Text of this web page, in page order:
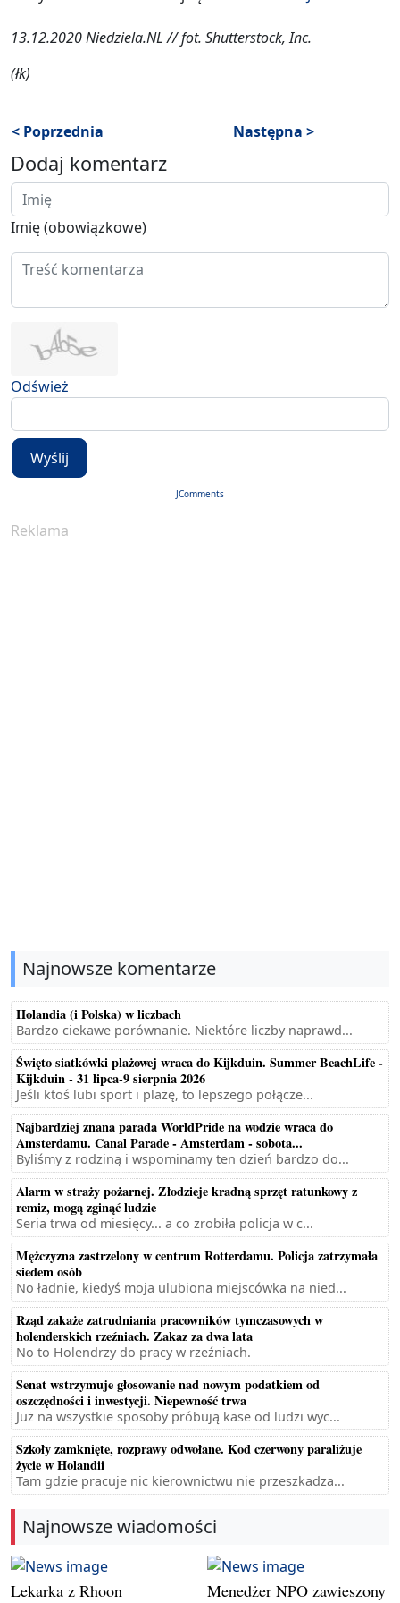
13.12.2020 Niedziela.NL // fot. Shutterstock, Inc.
(łk)
< Poprzednia Następna >
Dodaj komentarz
Imię (obowiązkowe)
Odśwież
Wyślij
JComments
Reklama
Najnowsze komentarze
Holandia (i Polska) w liczbach
Bardzo ciekawe porównanie. Niektóre liczby naprawd...
Święto siatkówki plażowej wraca do Kijkduin. Summer BeachLife -
Kijkduin - 31 lipca-9 sierpnia 2026
Jeśli ktoś lubi sport i plażę, to lepszego połącze...
Najbardziej znana parada WorldPride na wodzie wraca do
Amsterdamu. Canal Parade - Amsterdam - sobota...
Byliśmy z rodziną i wspominamy ten dzień bardzo do...
Alarm w straży pożarnej. Złodzieje kradną sprzęt ratunkowy z
remiz, mogą zginąć ludzie
Seria trwa od miesięcy... a co zrobiła policja w c...
Mężczyzna zastrzelony w centrum Rotterdamu. Policja zatrzymała
siedem osób
No ładnie, kiedyś moja ulubiona miejscówka na nied...
Rząd zakaże zatrudniania pracowników tymczasowych w
holenderskich rzeźniach. Zakaz za dwa lata
No to Holendrzy do pracy w rzeźniach.
Senat wstrzymuje głosowanie nad nowym podatkiem od
oszczędności i inwestycji. Niepewność trwa
Już na wszystkie sposoby próbują kase od ludzi wyc...
Szkoły zamknięte, rozprawy odwołane. Kod czerwony paraliżuje
życie w Holandii
Tam gdzie pracuje nic kierownictwu nie przeszkadza...
Najnowsze wiadomości
Lekarka z Rhoon
Menedżer NPO zawieszony